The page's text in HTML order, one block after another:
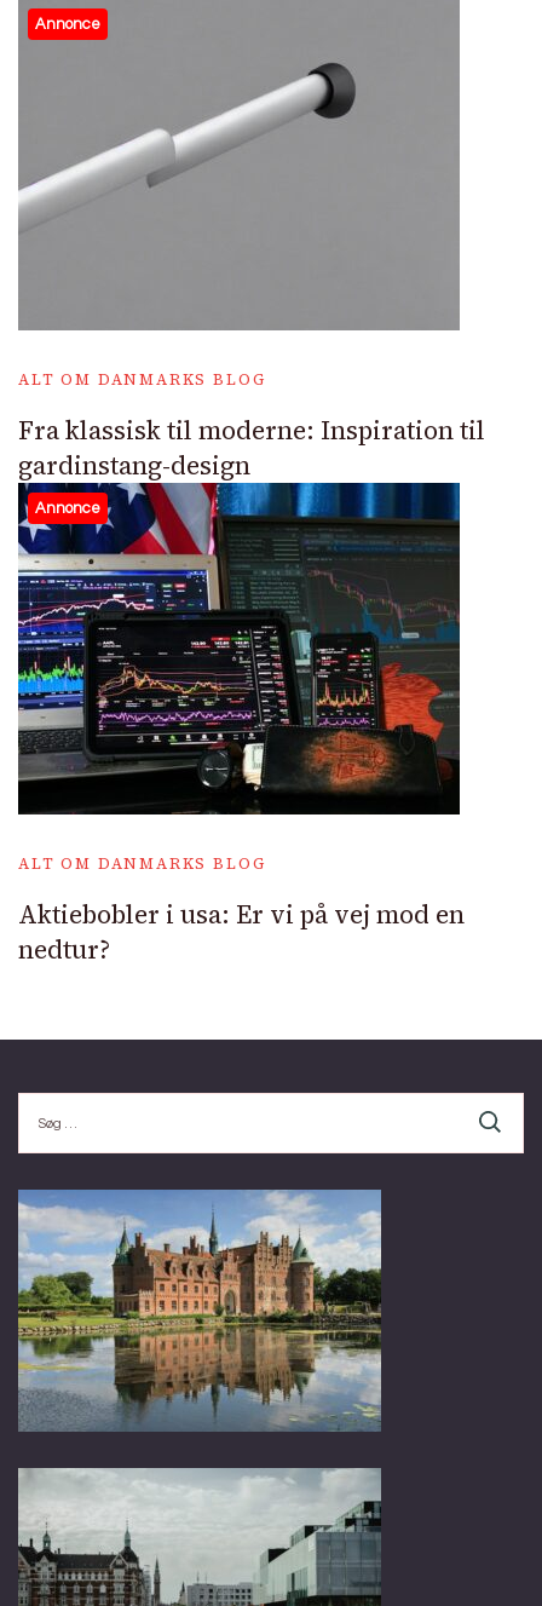
Annonce
ALT OM DANMARKS BLOG
Fra klassisk til moderne: Inspiration til
gardinstang-design
Annonce
ALT OM DANMARKS BLOG
Aktiebobler i usa: Er vi på vej mod en
nedtur?
efter: